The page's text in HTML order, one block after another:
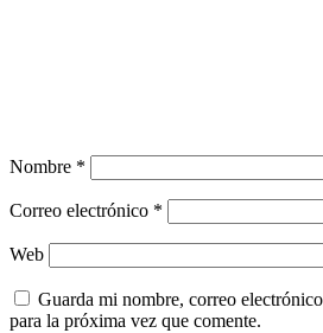
Nombre *
Correo electrónico *
Web
Guarda mi nombre, correo
para la próxima vez que comente.